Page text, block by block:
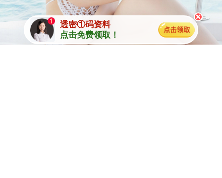
透密①码资料
点击免费领取！
×